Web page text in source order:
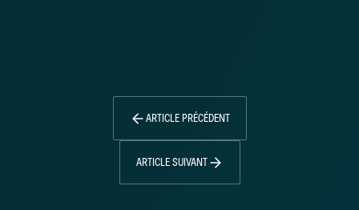
ARTICLE PRÉCÉDENT
ARTICLE SUIVANT